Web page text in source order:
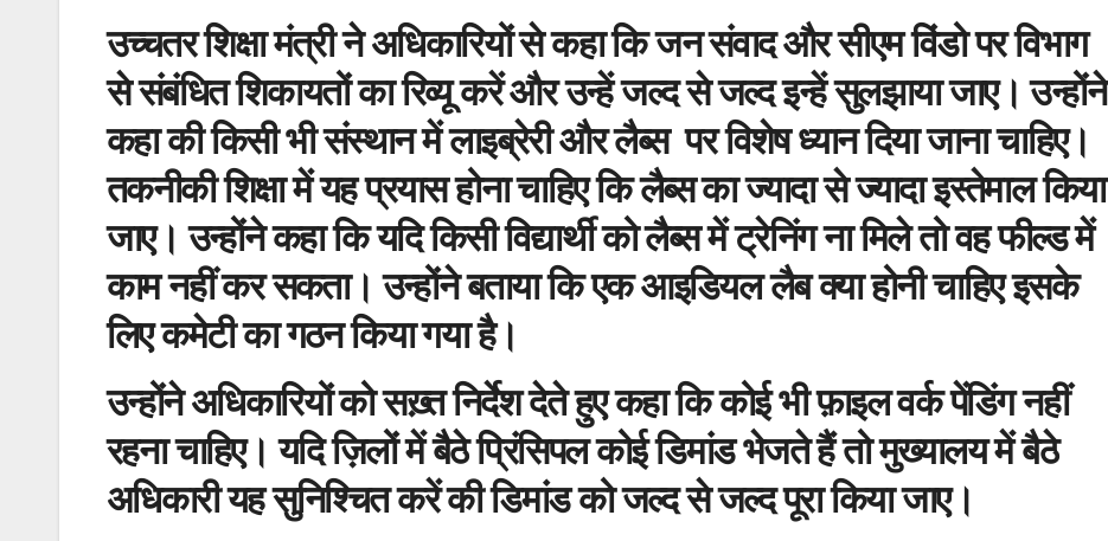
उच्चतर शिक्षा मंत्री ने अधिकारियों से कहा कि जन संवाद और सीएम विंडो पर विभाग
से संबंधित शिकायतों का रिव्यू करें और उन्हें जल्द से जल्द इन्हें सुलझाया जाए। उन्होंने
कहा की किसी भी संस्थान में लाइब्रेरी और लैब्स पर विशेष ध्यान दिया जाना चाहिए।
तकनीकी शिक्षा में यह प्रयास होना चाहिए कि लैब्स का ज्यादा से ज्यादा इस्तेमाल किया
जाए। उन्होंने कहा कि यदि किसी विद्यार्थी को लैब्स में ट्रेनिंग ना मिले तो वह फील्ड में
काम नहीं कर सकता। उन्होंने बताया कि एक आइडियल लैब क्या होनी चाहिए इसके
लिए कमेटी का गठन किया गया है।
उन्होंने अधिकारियों को सख़्त निर्देश देते हुए कहा कि कोई भी फ़ाइल वर्क पेंडिंग नहीं
रहना चाहिए। यदि ज़िलों में बैठे प्रिंसिपल कोई डिमांड भेजते हैं तो मुख्यालय में बैठे
अधिकारी यह सुनिश्चित करें की डिमांड को जल्द से जल्द पूरा किया जाए।